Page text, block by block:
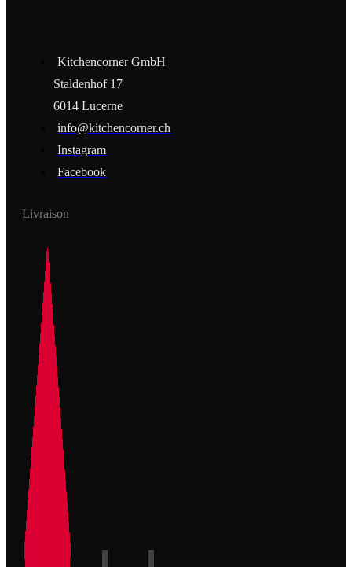
Kitchencorner GmbH
Staldenhof 17
6014 Lucerne
info@kitchencorner.ch
Instagram
Facebook
Livraison